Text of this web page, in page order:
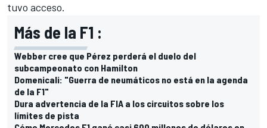
tuvo acceso.
Más de la F1 :
Webber cree que Pérez perderá el duelo del
subcampeonato con Hamilton
Domenicali: "Guerra de neumáticos no está en la agenda
de la F1"
Dura advertencia de la FIA a los circuitos sobre los
límites de pista